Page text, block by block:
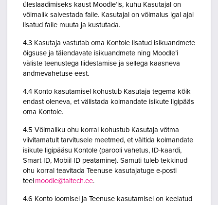
üleslaadimiseks kaust Moodle’is, kuhu Kasutajal on
võimalik salvestada faile. Kasutajal on võimalus igal ajal
lisatud faile muuta ja kustutada.
4.3 Kasutaja vastutab oma Kontole lisatud isikuandmete
õigsuse ja täiendavate isikuandmete ning Moodle’i
väliste teenustega liidestamise ja sellega kaasneva
andmevahetuse eest.
4.4 Konto kasutamisel kohustub Kasutaja tegema kõik
endast oleneva, et välistada kolmandate isikute ligipääs
oma Kontole.
4.5 Võimaliku ohu korral kohustub Kasutaja võtma
viivitamatult tarvitusele meetmed, et vältida kolmandate
isikute ligipääsu Kontole (parooli vahetus, ID-kaardi,
Smart-ID, Mobiil-ID peatamine). Samuti tuleb tekkinud
ohu korral teavitada Teenuse kasutajatuge e-posti
teel moodle@taltech.ee.
4.6 Konto loomisel ja Teenuse kasutamisel on keelatud